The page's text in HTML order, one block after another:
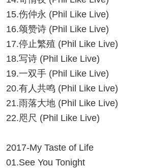
15.伤仲永 (Phil Like Live)
16.颂赞诗 (Phil Like Live)
17.停止繁殖 (Phil Like Live)
18.写诗 (Phil Like Live)
19.一双手 (Phil Like Live)
20.有人共鸣 (Phil Like Live)
21.雨落大地 (Phil Like Live)
22.咫尺 (Phil Like Live)
2017-My Taste of Life
01.See You Tonight